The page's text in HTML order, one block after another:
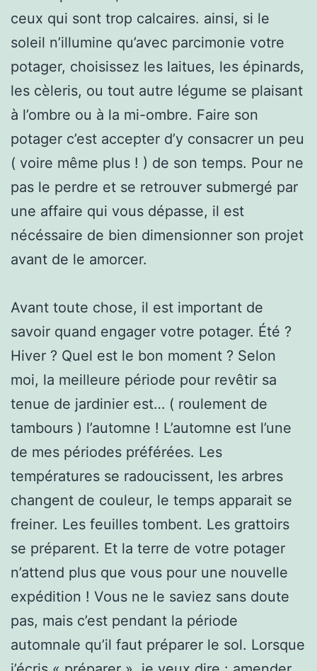
ceux qui sont trop calcaires. ainsi, si le
soleil n’illumine qu’avec parcimonie votre
potager, choisissez les laitues, les épinards,
les cèleris, ou tout autre légume se plaisant
à l’ombre ou à la mi-ombre. Faire son
potager c’est accepter d’y consacrer un peu
( voire même plus ! ) de son temps. Pour ne
pas le perdre et se retrouver submergé par
une affaire qui vous dépasse, il est
nécéssaire de bien dimensionner son projet
avant de le amorcer.
Avant toute chose, il est important de
savoir quand engager votre potager. Été ?
Hiver ? Quel est le bon moment ? Selon
moi, la meilleure période pour revêtir sa
tenue de jardinier est… ( roulement de
tambours ) l’automne ! L’automne est l’une
de mes périodes préférées. Les
températures se radoucissent, les arbres
changent de couleur, le temps apparait se
freiner. Les feuilles tombent. Les grattoirs
se préparent. Et la terre de votre potager
n’attend plus que vous pour une nouvelle
expédition ! Vous ne le saviez sans doute
pas, mais c’est pendant la période
automnale qu’il faut préparer le sol. Lorsque